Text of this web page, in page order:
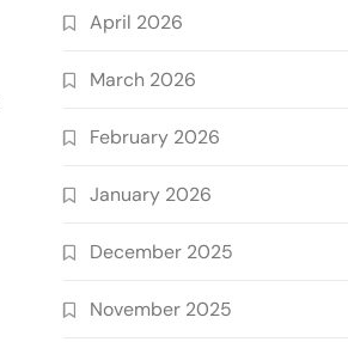
April 2026
March 2026
February 2026
January 2026
December 2025
November 2025